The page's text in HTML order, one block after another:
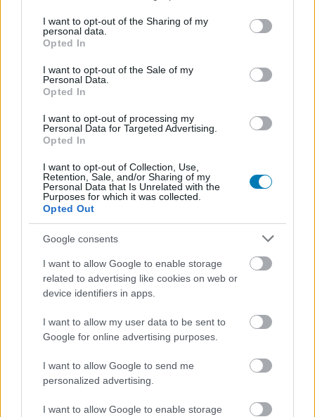
not limited to your visit or usage behaviour. You may click to
grant or deny consent to Google and its third-party tags to
use your data for below specified purposes in below Google
consent section.
I want to opt-out of the Sharing of my
personal data.
Opted In
I want to opt-out of the Sale of my
Personal Data.
Opted In
I want to opt-out of processing my
Personal Data for Targeted Advertising.
Opted In
I want to opt-out of Collection, Use,
Retention, Sale, and/or Sharing of my
Personal Data that Is Unrelated with the
Purposes for which it was collected.
Opted Out
Google consents
I want to allow Google to enable storage
related to advertising like cookies on web or
device identifiers in apps.
I want to allow my user data to be sent to
Google for online advertising purposes.
I want to allow Google to send me
personalized advertising.
I want to allow Google to enable storage
Az az igazi ünnep, amikor Galen
Erso és Thrawn admirális épít
közösen LEGO Halálcsillagot
2025 december 24. 07:03
A Zsivány Egyes és az Ahsoka sztárjai igazi
"birodalmi összefogás" keretében legóztak egy
halálit, minden Star Wars rajongó örömmel
Play
Persze mi is nagyon bírjuk azünnepi LEGO-streameket
de ezzel nem tudnánk versenyezni. Mads Mikkelsen
nemrég egy interjúban árulta el, hogy bátyjával, a szintén